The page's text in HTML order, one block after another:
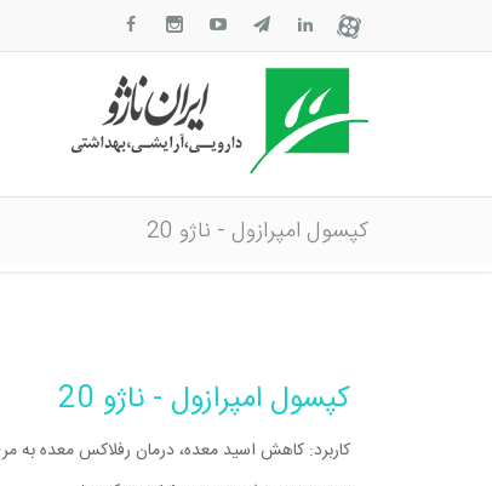
کپسول امپرازول - ناژو 20
کپسول امپرازول - ناژو 20
کاربرد: کاهش اسید معده، درمان رفلاکس معده به